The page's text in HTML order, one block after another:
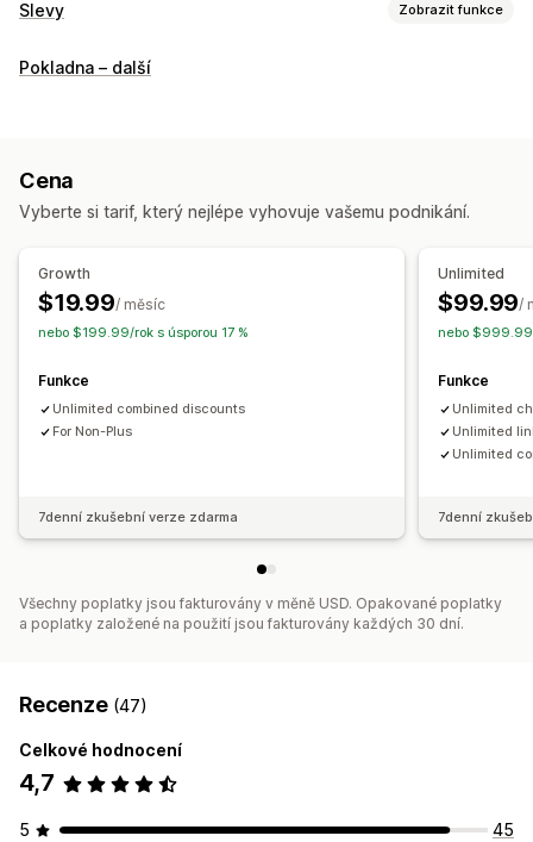
Slevy Zobrazit funkce
Typy slev
Správa slev
Sčítání slev
Pokladna – další
Cena
Vyberte si tarif, který nejlépe vyhovuje vašemu podnikání.
Growth
$19.99/ měsíc
nebo $199.99/rok s úsporou 17 %
Funkce
Unlimited combined discounts
For Non-Plus
7denní zkušební verze zdarma
Unlimited
$99.99/
nebo
Funkce
Unlimited
Unlimited
Unlimited
7denní
Všechny poplatky jsou fakturovány v měně USD. Opakované poplatky
a poplatky založené na použití jsou fakturovány každých 30 dní.
Recenze (47)
Celkové hodnocení
4,7
5
45